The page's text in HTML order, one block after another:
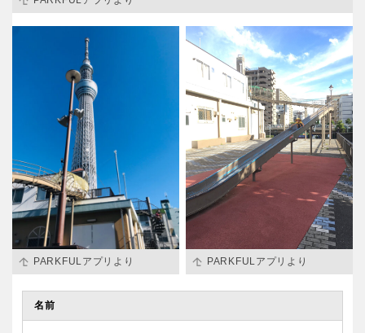
PARKFULアプリより PARKFULアプリより
名前